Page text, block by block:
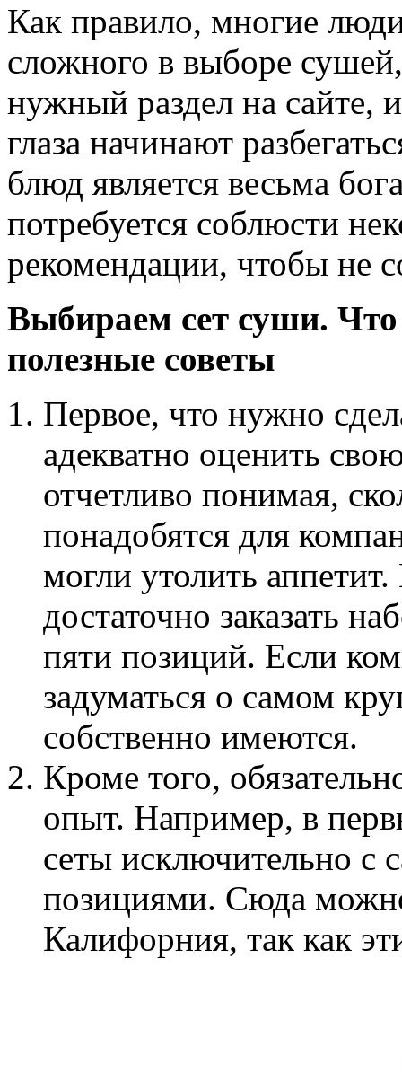
Как правило, многие
сложного в выборе
нужный раздел на сайте,
глаза начинают
блюд является весьма
потребуется соблюсти
рекомендации, чтобы не
Выбираем сет суши.
полезные советы
Первое, что нужно
адекватно оценить
отчетливо понимая,
понадобятся для
могли утолить
достаточно заказать
пяти позиций. Если
задуматься о самом
собственно имеются.
Кроме того,
опыт. Например, в
сеты исключительно
позициями. Сюда
Калифорния, так как